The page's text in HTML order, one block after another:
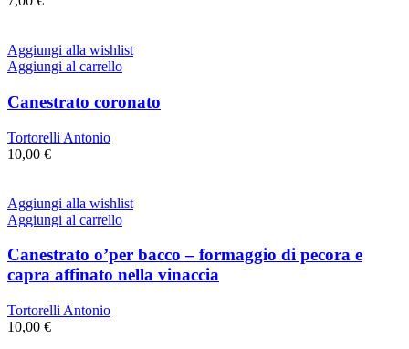
Aggiungi alla wishlist
Aggiungi al carrello
Canestrato coronato
Tortorelli Antonio
10,00 €
Aggiungi alla wishlist
Aggiungi al carrello
Canestrato o’per bacco – formaggio di pecora e
capra affinato nella vinaccia
Tortorelli Antonio
10,00 €